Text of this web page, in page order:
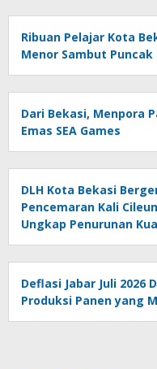
Ribuan Pelajar Kota
Menor Sambut Puncak
Dari Bekasi, Menpora
Emas SEA Games
DLH Kota Bekasi
Pencemaran Kali
Ungkap Penurunan
Deflasi Jabar Juli 2026
Produksi Panen yang